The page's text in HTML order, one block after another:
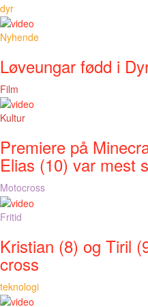
dyr
Nyhende
Løveungar fødd i
Film
Kultur
Premiere på
Elias (10) var mest
Motocross
Fritid
Kristian (8) og Tiril
cross
teknologi